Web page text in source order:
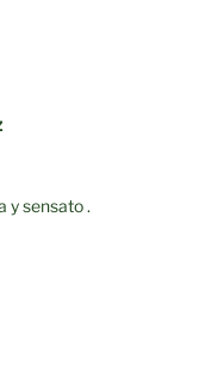
y sensato .